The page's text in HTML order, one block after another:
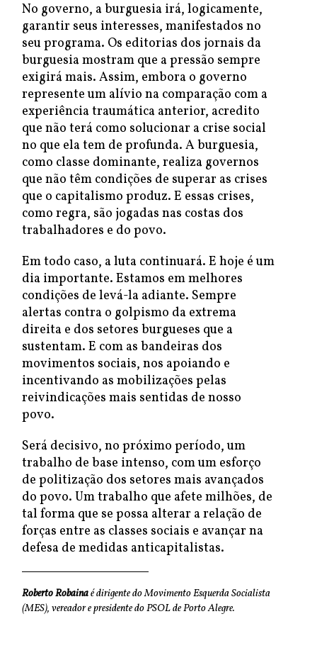
No governo, a burguesia irá, logicamente,
garantir seus interesses, manifestados no
seu programa. Os editorias dos jornais da
burguesia mostram que a pressão sempre
exigirá mais. Assim, embora o governo
represente um alívio na comparação com a
experiência traumática anterior, acredito
que não terá como solucionar a crise social
no que ela tem de profunda. A burguesia,
como classe dominante, realiza governos
que não têm condições de superar as crises
que o capitalismo produz. E essas crises,
como regra, são jogadas nas costas dos
trabalhadores e do povo.
Em todo caso, a luta continuará. E hoje é um
dia importante. Estamos em melhores
condições de levá-la adiante. Sempre
alertas contra o golpismo da extrema
direita e dos setores burgueses que a
sustentam. E com as bandeiras dos
movimentos sociais, nos apoiando e
incentivando as mobilizações pelas
reivindicações mais sentidas de nosso
povo.
Será decisivo, no próximo período, um
trabalho de base intenso, com um esforço
de politização dos setores mais avançados
do povo. Um trabalho que afete milhões, de
tal forma que se possa alterar a relação de
forças entre as classes sociais e avançar na
defesa de medidas anticapitalistas.
Roberto Robainaé dirigente do Movimento Esquerda Socialista
(MES), vereador e presidente do PSOL de Porto Alegre.